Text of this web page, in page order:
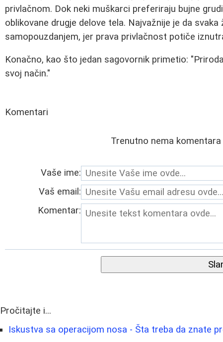
privlačnom. Dok neki muškarci preferiraju bujne
oblikovane drugje delove tela. Najvažnije je da
samopouzdanjem, jer prava privlačnost potiče
Konačno, kao što jedan sagovornik primetio:
svoj način."
Komentari
Trenutno nema komentara
Vaše ime:
Vaš email:
Komentar:
Pročitajte i...
Iskustva sa operacijom nosa - Šta treba da znate